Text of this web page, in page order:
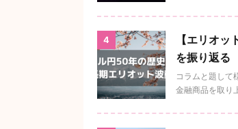
4
【エリオ
を振り返る
コラムと題して
金融商品を取り